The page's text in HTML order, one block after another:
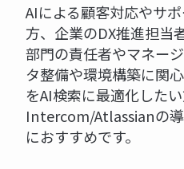
AIによる顧客対応やサ
方、企業のDX推進担当
部門の責任者やマネー
タ整備や環境構築に関
をAI検索に最適化したい
Intercom/Atlassianの
におすすめです。